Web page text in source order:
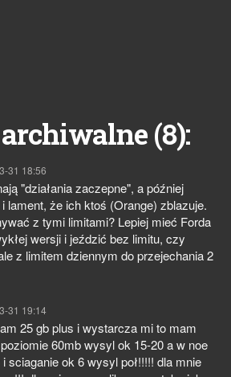
(8):
31 18:56
"działania zaczepne", a później
lament, że ich ktoś (Orange) zblazuje.
z tymi limitami? Lepiej mieć Forda
wersji i jeździć bez limitu, czy
z limitem dziennym do przejechania 2
31 19:14
25 gb plus i wystarcza mi to mam
60mb wysyl ok 15-20 a w noe
i sciaganie ok 6 wysyl poł!!!!! dla mnie